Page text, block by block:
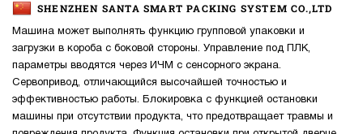
SHENZHEN SANTA SMART PACKING SYSTEM CO.,LTD
Машина может выполнять функцию групповой упаковки и
загрузки в короба с боковой стороны. Управление под ПЛК,
параметры вводятся через ИЧМ с сенсорного экрана.
Сервопривод, отличающийся высочайшей точностью и
эффективностью работы. Блокировка с функцией остановки
машины при отсутствии продукта, что предотвращает травмы и